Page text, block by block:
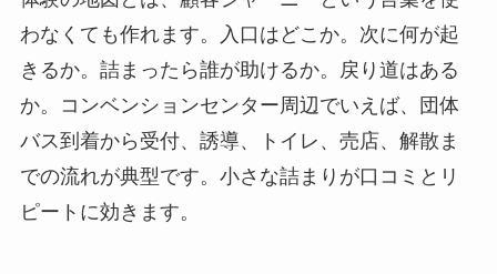
わなくても作れます。入口はどこか。次に何が起
きるか。詰まったら誰が助けるか。戻り道はある
か。コンベンションセンター周辺でいえば、団体
バス到着から受付、誘導、トイレ、売店、解散ま
での流れが典型です。小さな詰まりが口コミとリ
ピートに効きます。